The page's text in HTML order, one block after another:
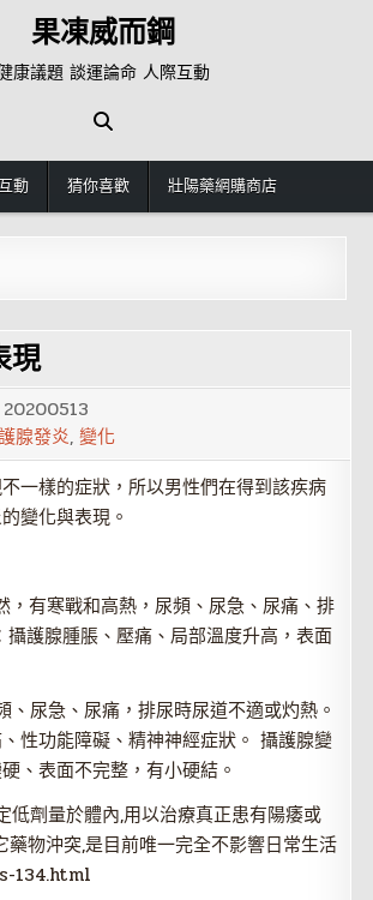
果凍威而鋼
康議題 談運論命 人際互動
動 猜你喜歡 壯陽藥網購商店
現
20200513
腺發炎, 變化
一樣的症狀，所以男性們在得到該疾病
變化與表現。
有寒戰和高熱，尿頻、尿急、尿痛、排
護腺腫脹、壓痛、局部溫度升高，表面
尿急、尿痛，排尿時尿道不適或灼熱。
性功能障礙、精神神經症狀。 攝護腺變
、表面不完整，有小硬結。
劑量於體內,用以治療真正患有陽痿或
物沖突,是目前唯一完全不影響日常生活
134.html